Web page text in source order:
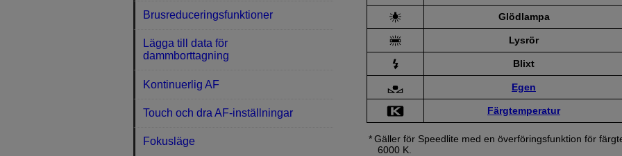
Glödlampa
Lysrör
Blixt
Egen
Färgtemperatur
Gäller för Speedlite med en överföringsfunktion för
6000 K.
Brusreduceringsfunktioner
Lägga till data för
dammborttagning
Kontinuerlig AF
Touch och dra AF-inställningar
Fokusläge